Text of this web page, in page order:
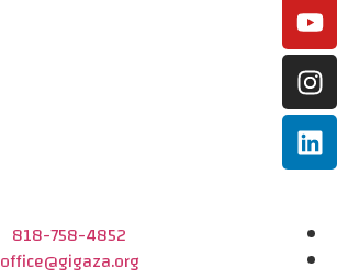
818-758-4852
office@gigaza.org